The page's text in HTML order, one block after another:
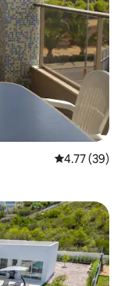
Calificación
4.77 (39)